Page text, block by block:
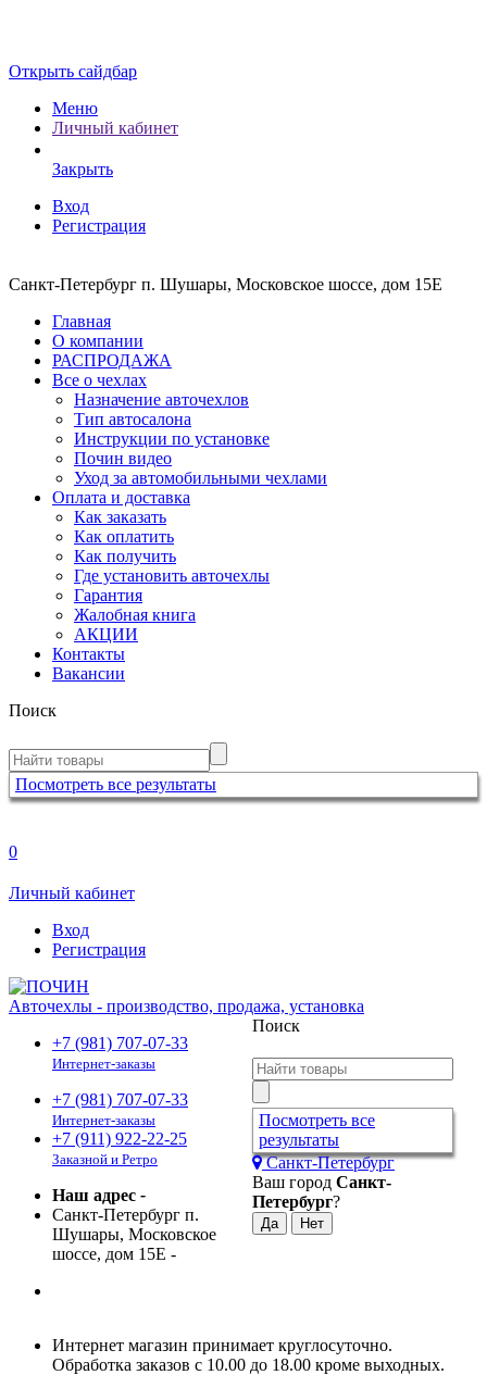
Открыть сайдбар
Меню
Личный кабинет
Закрыть
Вход
Регистрация
Санкт-Петербург п. Шушары, Московское шоссе, дом 15Е
Главная
О компании
РАСПРОДАЖА
Все о чехлах
Назначение авточехлов
Тип автосалона
Инструкции по установке
Почин видео
Уход за автомобильными чехлами
Оплата и доставка
Как заказать
Как оплатить
Как получить
Где установить авточехлы
Гарантия
Жалобная книга
АКЦИИ
Контакты
Вакансии
Поиск
Посмотреть все результаты
0
Личный кабинет
Вход
Регистрация
Авточехлы - производство, продажа, установка
+7 (981) 707-07-33
Интернет-заказы
+7 (981) 707-07-33
Интернет-заказы
+7 (911) 922-22-25
Заказной и Ретро
Наш адрес -
Санкт-Петербург п.
Шушары, Московское
шоссе, дом 15Е -
Поиск
Посмотреть все
результаты
Санкт-Петербург
Ваш город Санкт-
Петербург?
Интернет магазин принимает круглосуточно.
Обработка заказов с 10.00 до 18.00 кроме выходных.